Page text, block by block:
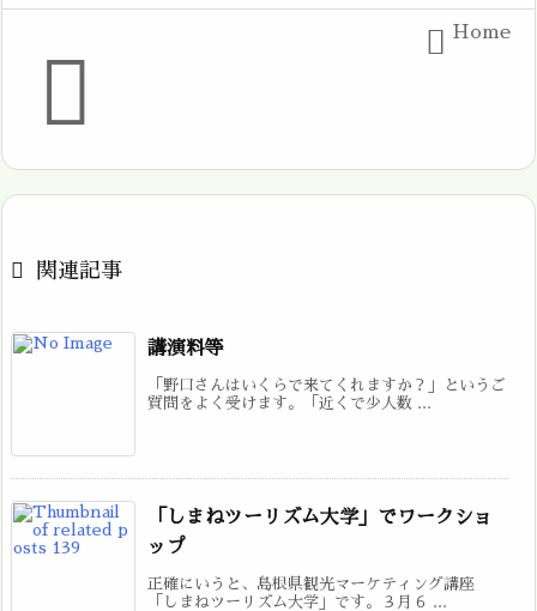

Home
 関連記事
講演料等
「野口さんはいくらで来てくれますか？」というご
質問をよく受けます。「近くで少人数 ...
「しまねツーリズム大学」でワークショ
ップ
正確にいうと、島根県観光マーケティング講座
「しまねツーリズム大学」です。３月６ ...